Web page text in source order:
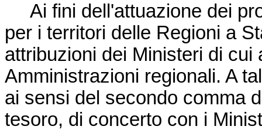
Ai fini dell'attuazione dei
per i territori delle Regioni a
attribuzioni dei Ministeri di
Amministrazioni regionali. A
ai sensi del secondo comma
tesoro, di concerto con i